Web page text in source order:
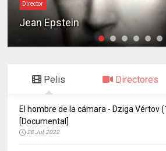
Director
Jean Epstein
Pelis Directores
El hombre de la cámara - Dziga Vértov
[Documental]
28 Jul, 2022